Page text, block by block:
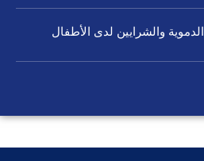
والشرايين لدى الأطفال